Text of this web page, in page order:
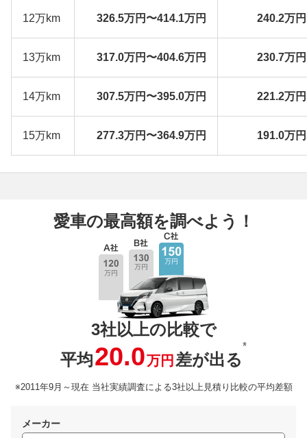
12万km 326.5万円〜414.1万円 240.2万
13万km 317.0万円〜404.6万円 230.7万
14万km 307.5万円〜395.0万円 221.2万
15万km 277.3万円〜364.9万円 191.0万
愛車の最高額を調べよう！
3社以上の比較で
平均20.0万円 差が出る
※
※2011年9月～現在 当社実績調査による3社以上見積り比較の平均差額
メーカー